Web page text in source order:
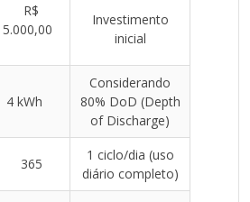
R$
5.000,00
Investimento
inicial
4 kWh
Considerando
80% DoD (Depth
of Discharge)
365
1 ciclo/dia (uso
diário completo)